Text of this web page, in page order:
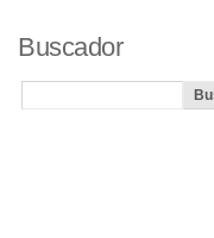
Buscador